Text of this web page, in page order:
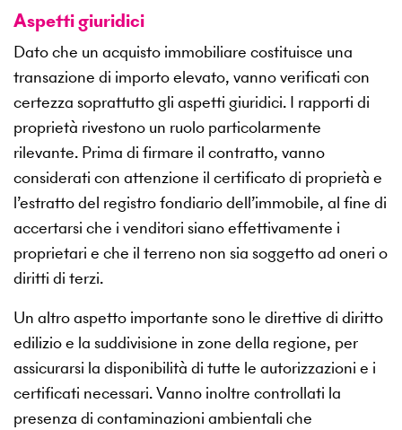
Aspetti giuridici
Dato che un acquisto immobiliare costituisce una
transazione di importo elevato, vanno verificati con
certezza soprattutto gli aspetti giuridici. I rapporti di
proprietà rivestono un ruolo particolarmente
rilevante. Prima di firmare il contratto, vanno
considerati con attenzione il certificato di proprietà e
l’estratto del registro fondiario dell’immobile, al fine di
accertarsi che i venditori siano effettivamente i
proprietari e che il terreno non sia soggetto ad oneri o
diritti di terzi.
Un altro aspetto importante sono le direttive di diritto
edilizio e la suddivisione in zone della regione, per
assicurarsi la disponibilità di tutte le autorizzazioni e i
certificati necessari. Vanno inoltre controllati la
presenza di contaminazioni ambientali che